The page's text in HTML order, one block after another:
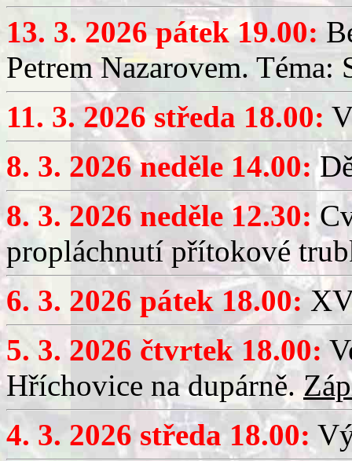
13. 3. 2026 pátek 19.00:
Petrem Nazarovem. Téma:
11. 3. 2026 středa 18.00:
8. 3. 2026 neděle 14.00:
8. 3. 2026 neděle 12.30:
propláchnutí přítokové
6. 3. 2026 pátek 18.00:
5. 3. 2026 čtvrtek 18.00:
Hříchovice na dupárně.
4. 3. 2026 středa 18.00: